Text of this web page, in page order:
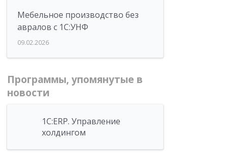
Мебельное производство без
авралов с 1С:УНФ
09.02.2026
Программы, упомянутые в
новости
1С:ERP. Управление
холдингом